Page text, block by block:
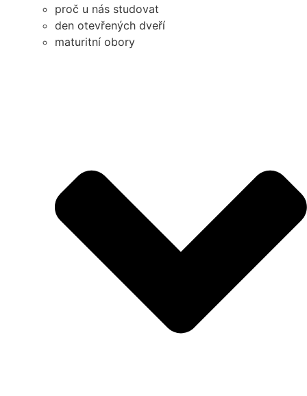
proč u nás studovat
den otevřených dveří
maturitní obory